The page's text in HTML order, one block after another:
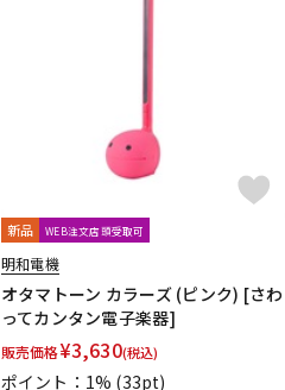
新品 WEB注文店頭受取可
明和電機
オタマトーン カラーズ (ピンク) [さわ
ってカンタン電子楽器]
販売価格¥3,630(税込)
ポイント：1% (33pt)